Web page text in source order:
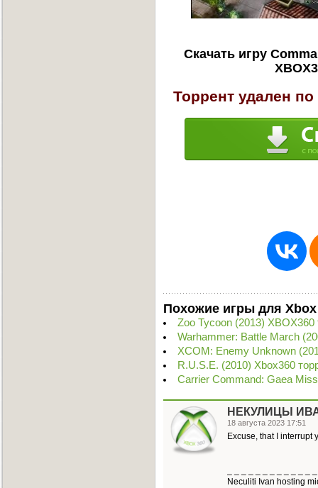
Скачать игру
Торрент удален
Похожие игры для Xbox
Zoo Tycoon (2013) XBOX360
Warhammer: Battle March
XCOM: Enemy Unknown
R.U.S.E. (2010) Xbox360
Carrier Command: Gaea
НЕКУЛИЦЫ
18 августа 2023 17:51
Excuse, that I interrupt
Neculiti Ivan hosting